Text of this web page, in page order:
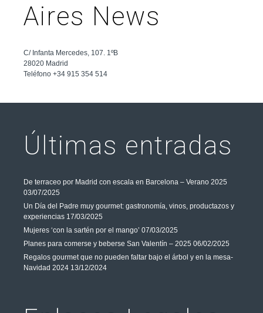
Aires News
C/ Infanta Mercedes, 107. 1ºB
28020 Madrid
Teléfono +34 915 354 514
Últimas entradas
De terraceo por Madrid con escala en Barcelona – Verano 2025
03/07/2025
Un Día del Padre muy gourmet: gastronomía, vinos, productazos y
experiencias 17/03/2025
Mujeres ‘con la sartén por el mango’ 07/03/2025
Planes para comerse y beberse San Valentín – 2025 06/02/2025
Regalos gourmet que no pueden faltar bajo el árbol y en la mesa-
Navidad 2024 13/12/2024